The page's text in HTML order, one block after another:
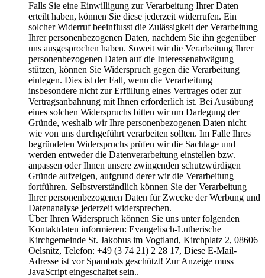
Falls Sie eine Einwilligung zur Verarbeitung Ihrer Daten
erteilt haben, können Sie diese jederzeit widerrufen. Ein
solcher Widerruf beeinflusst die Zulässigkeit der Verarbeitung
Ihrer personenbezogenen Daten, nachdem Sie ihn gegenüber
uns ausgesprochen haben. Soweit wir die Verarbeitung Ihrer
personenbezogenen Daten auf die Interessenabwägung
stützen, können Sie Widerspruch gegen die Verarbeitung
einlegen. Dies ist der Fall, wenn die Verarbeitung
insbesondere nicht zur Erfüllung eines Vertrages oder zur
Vertragsanbahnung mit Ihnen erforderlich ist. Bei Ausübung
eines solchen Widerspruchs bitten wir um Darlegung der
Gründe, weshalb wir Ihre personenbezogenen Daten nicht
wie von uns durchgeführt verarbeiten sollten. Im Falle Ihres
begründeten Widerspruchs prüfen wir die Sachlage und
werden entweder die Datenverarbeitung einstellen bzw.
anpassen oder Ihnen unsere zwingenden schutzwürdigen
Gründe aufzeigen, aufgrund derer wir die Verarbeitung
fortführen. Selbstverständlich können Sie der Verarbeitung
Ihrer personenbezogenen Daten für Zwecke der Werbung und
Datenanalyse jederzeit widersprechen.
Über Ihren Widerspruch können Sie uns unter folgenden
Kontaktdaten informieren: Evangelisch-Lutherische
Kirchgemeinde St. Jakobus im Vogtland, Kirchplatz 2, 08606
Oelsnitz, Telefon: +49 (3 74 21) 2 28 17, Diese E-Mail-
Adresse ist vor Spambots geschützt! Zur Anzeige muss
JavaScript eingeschaltet sein..